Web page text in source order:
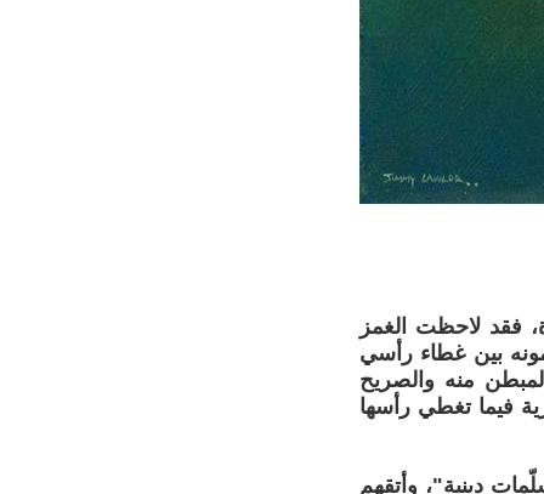
فقد لاحظت الغمز
بين غطاء رأسي
منه والصريح
فيما تغطي رأسها
دينية"، وأتقهم